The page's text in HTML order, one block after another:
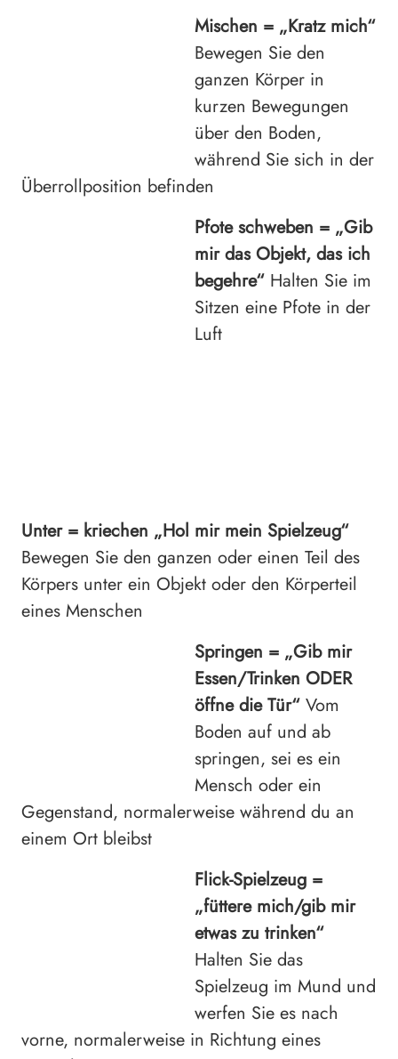
Mischen = „Kratz mich“
Bewegen Sie den
ganzen Körper in
kurzen Bewegungen
über den Boden,
während Sie sich in der
Überrollposition befinden
Pfote schweben = „Gib
mir das Objekt, das ich
begehre“ Halten Sie im
Sitzen eine Pfote in der
Luft
Unter = kriechen „Hol mir mein Spielzeug“
Bewegen Sie den ganzen oder einen Teil des
Körpers unter ein Objekt oder den Körperteil
eines Menschen
Springen = „Gib mir
Essen/Trinken ODER
öffne die Tür“ Vom
Boden auf und ab
springen, sei es ein
Mensch oder ein
Gegenstand, normalerweise während du an
einem Ort bleibst
Flick-Spielzeug =
„füttere mich/gib mir
etwas zu trinken“
Halten Sie das
Spielzeug im Mund und
werfen Sie es nach
vorne, normalerweise in Richtung eines